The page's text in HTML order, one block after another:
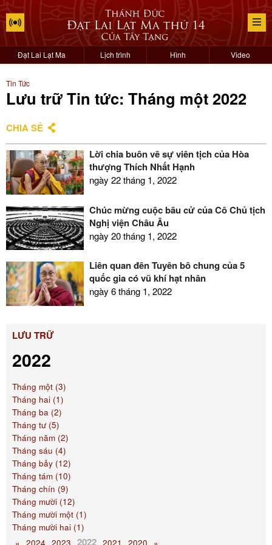
Đạt Lai Lạt Ma Lịch trình Hình Video
Tin Tức
Lưu trữ Tin tức: Tháng một 2022
CHIA SẺ
Lời chia buồn về sự viên tịch của Hòa
thượng Thích Nhất Hạnh
ngày 22 tháng 1, 2022
Chúc mừng cuộc bầu cử của Cô Chủ tịch
Nghị viện Châu Âu
ngày 20 tháng 1, 2022
Liên quan đến Tuyên bố chung của 5
quốc gia có vũ khí hạt nhân
ngày 6 tháng 1, 2022
LƯU TRỮ
2022
Tháng một (3)
Tháng hai (1)
Tháng ba (2)
Tháng tư (5)
Tháng năm (2)
Tháng sáu (4)
Tháng bảy (12)
Tháng tám (10)
Tháng chín (9)
Tháng mười (12)
Tháng mười một (1)
Tháng mười hai (1)
2022